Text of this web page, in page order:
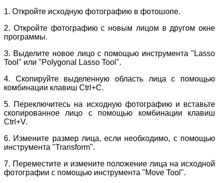
1. Откройте исходную фотографию в фотошопе.
2. Откройте фотографию с новым лицом в другом окне
программы.
3. Выделите новое лицо с помощью инструмента "Lasso
Tool" или "Polygonal Lasso Tool".
4. Скопируйте выделенную область лица с помощью
комбинации клавиш Ctrl+C.
5. Переключитесь на исходную фотографию и вставьте
скопированное лицо с помощью комбинации клавиш
Ctrl+V.
6. Измените размер лица, если необходимо, с помощью
инструмента "Transform".
7. Переместите и измените положение лица на исходной
фотографии с помощью инструмента "Move Tool".